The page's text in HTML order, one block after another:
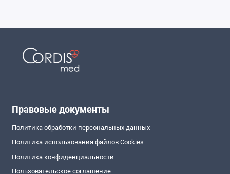
Правовые документы
Политика обработки персональных данных
Политика использования файлов Cookies
Политика конфиденциальности
Пользовательское соглашение